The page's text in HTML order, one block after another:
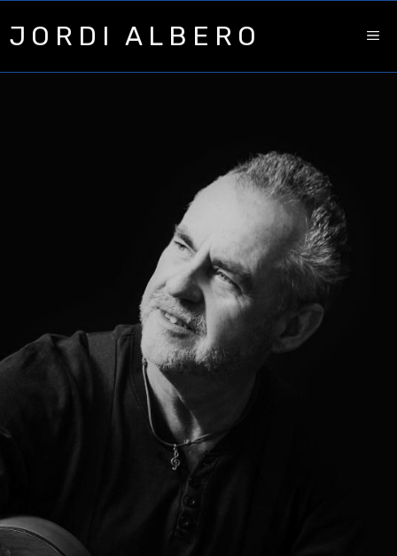
alJORDI ALBERO